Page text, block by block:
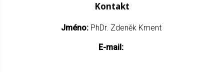
Kontakt
Jméno: PhDr. Zdeněk Kment
E-mail: